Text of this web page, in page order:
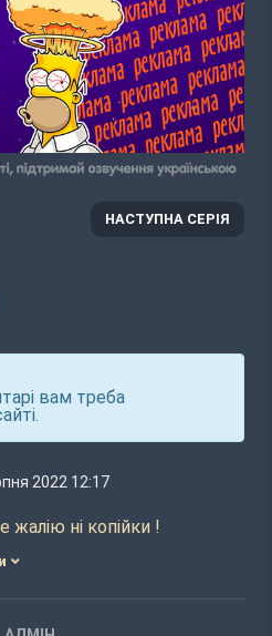
НАСТУПНА СЕРІЯ
вам треба
2022 12:17
ні копійки !